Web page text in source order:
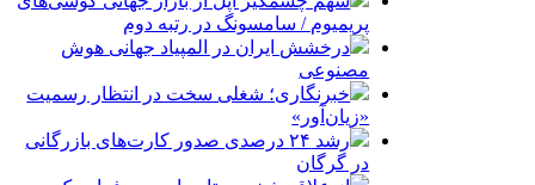
پریمیوم / سامسونگ در رتبه دوم
درخشش ایران در المپیاد جهانی هوش
مصنوعی
خبرنگاری؛ شغلی سخت در انتظار رسمیت
«زیان‌آور»
رشد ۲۴ درصدی صدور کارت‌های بازرگانی
در گرگان